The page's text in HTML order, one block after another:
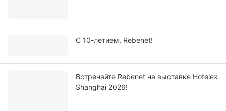
С 10-летием, Rebenet!
Встречайте Rebenet на выставке Hotelex
Shanghai 2026!